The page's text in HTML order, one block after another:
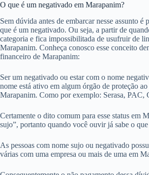
O que é um negativado em Marapanim?
Sem dúvida antes de embarcar nesse assunto é
que é um negativado. Ou seja, a partir de
categoria e fica impossibilitada de usufruir de
Marapanim. Conheça conosco esse conceito
financeiro de Marapanim:
Ser um negativado ou estar com o nome
nome está ativo em algum órgão de proteção
Marapanim. Como por exemplo: Serasa, PAC,
Certamente o dito comum para esse status em
sujo”, portanto quando você ouvir já sabe o que
As pessoas com nome sujo ou negativado
várias com uma empresa ou mais de uma em